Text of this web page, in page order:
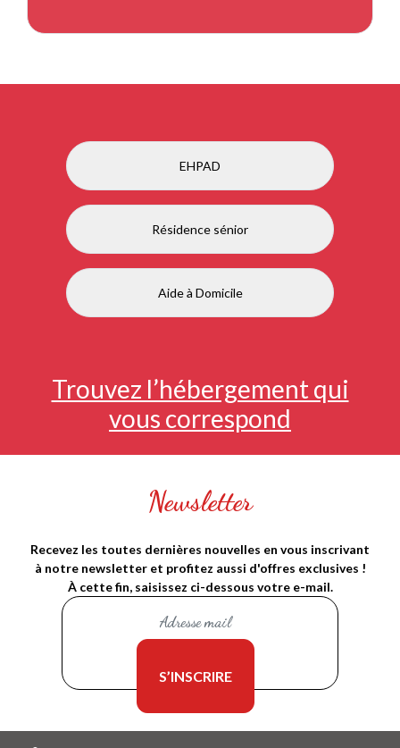
EHPAD
Résidence sénior
Aide à Domicile
Trouvez l’hébergement qui
vous correspond
Newsletter
Recevez les toutes dernières nouvelles en vous inscrivant
à notre newsletter et profitez aussi d'offres exclusives !
À cette fin, saisissez ci-dessous votre e-mail.